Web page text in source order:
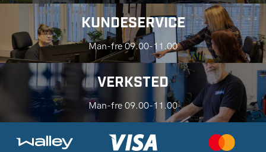
KUNDESERVICE
Man-fre 09.00-11.00
VERKSTED
Man-fre 09.00-11.00